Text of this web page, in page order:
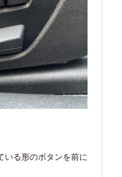
いる形のボタンを前に